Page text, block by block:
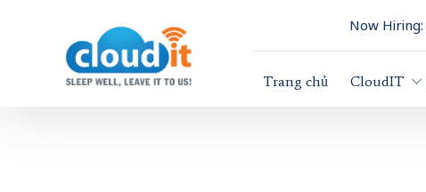
Now Hiring:
Trang chủ CloudIT